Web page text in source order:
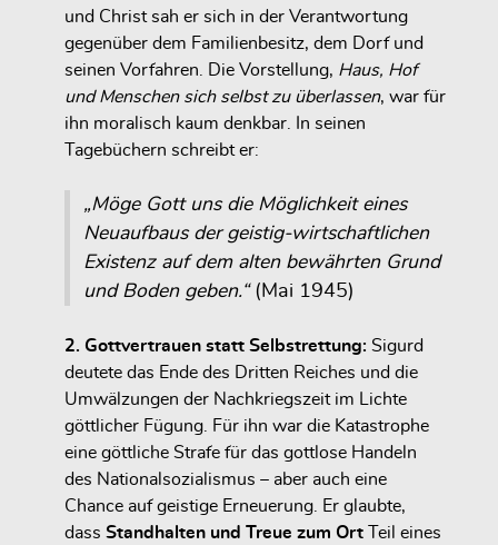
und Christ sah er sich in der Verantwortung
gegenüber dem Familienbesitz, dem Dorf und
seinen Vorfahren. Die Vorstellung, Haus, Hof
und Menschen sich selbst zu überlassen, war für
ihn moralisch kaum denkbar. In seinen
Tagebüchern schreibt er:
„Möge Gott uns die Möglichkeit eines
Neuaufbaus der geistig-wirtschaftlichen
Existenz auf dem alten bewährten Grund
und Boden geben.“(Mai 1945)
2. Gottvertrauen statt Selbstrettung: Sigurd
deutete das Ende des Dritten Reiches und die
Umwälzungen der Nachkriegszeit im Lichte
göttlicher Fügung. Für ihn war die Katastrophe
eine göttliche Strafe für das gottlose Handeln
des Nationalsozialismus – aber auch eine
Chance auf geistige Erneuerung. Er glaubte,
dass Standhalten und Treue zum Ort Teil eines